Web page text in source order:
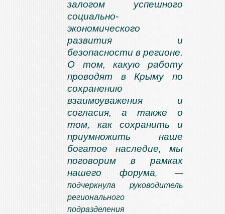
залогом успешного
социально-
экономического
развития и
безопасности в регионе.
О том, какую работу
проводят в Крыму по
сохранению
взаимоуважения и
согласия, а также о
том, как сохранить и
приумножить наше
богатое наследие, мы
поговорим в рамках
нашего форума, —
подчеркнула руководитель
регионального
подразделения